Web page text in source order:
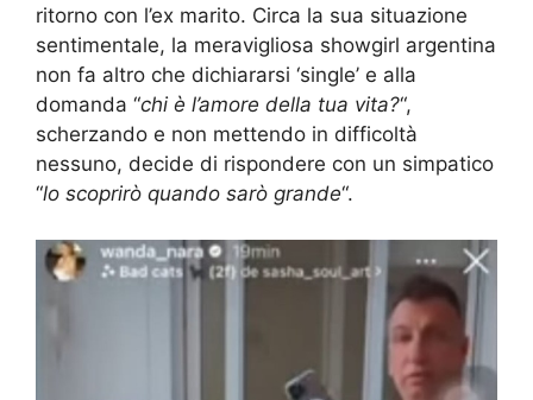
ritorno con l’ex marito. Circa la sua situazione
sentimentale, la meravigliosa showgirl argentina
non fa altro che dichiararsi ‘single’ e alla
domanda “chi è l’amore della tua vita?“,
scherzando e non mettendo in difficoltà
nessuno, decide di rispondere con un simpatico
“lo scoprirò quando sarò grande“.